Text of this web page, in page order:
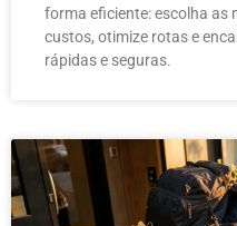
forma eficiente: escolha as
custos, otimize rotas e
rápidas e seguras.